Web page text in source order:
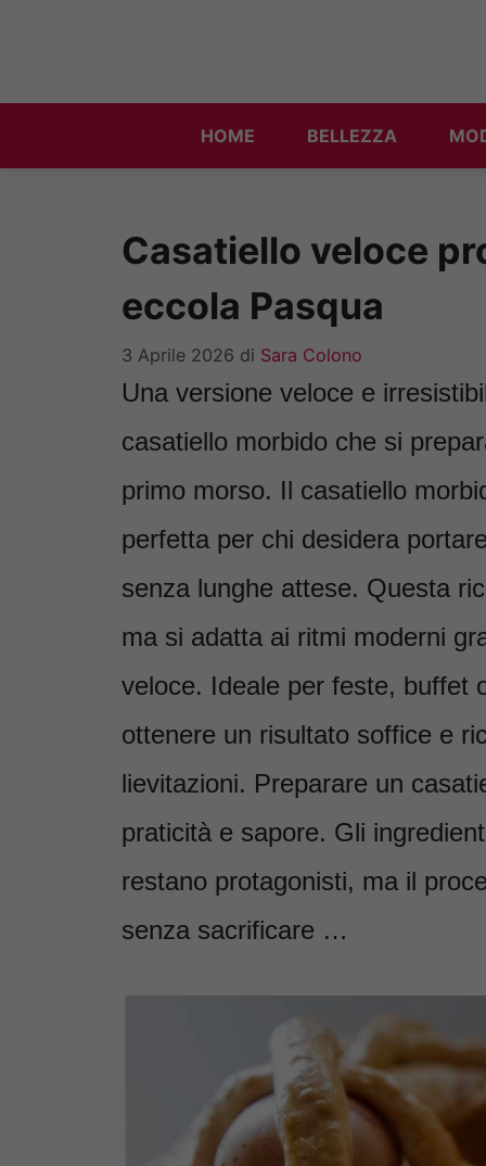
HOME BELLEZZA
Casatiello veloce
eccola Pasqua
3 Aprile 2026 di Sara Colono
Una versione veloce e
casatiello morbido che si
primo morso. Il casatiello
perfetta per chi desidera
senza lunghe attese. Questa
ma si adatta ai ritmi moderni
veloce. Ideale per feste, buffet
ottenere un risultato soffice e
lievitazioni. Preparare un
praticità e sapore. Gli
restano protagonisti, ma il
senza sacrificare …